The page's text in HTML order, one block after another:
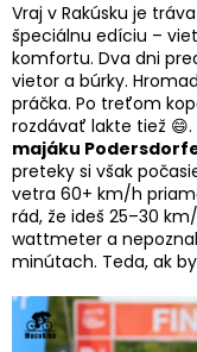
Vraj v Rakúsku je
špeciálnu edíciu –
komfortu. Dva dni
vietor a búrky.
práčka. Po treťom
rozdávať lakte tiež 😄.
majáku
preteky si však
vetra 60+ km/h
rád, že ideš 25–30
wattmeter a nepoznal
minútach. Teda, ak